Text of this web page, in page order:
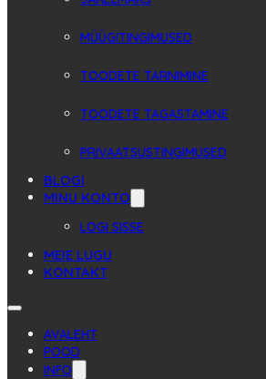
MÜÜGITINGIMUSED
TOODETE TARNIMINE
TOODETE TAGASTAMINE
PRIVAATSUSTINGIMUSED
BLOGI
MINU KONTO
LOGI SISSE
MEIE LUGU
KONTAKT
AVALEHT
POOD
INFO